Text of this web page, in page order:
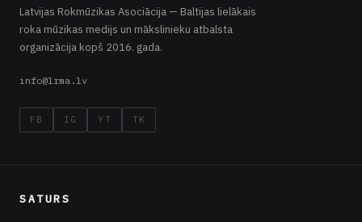
Latvijas Rokmūzikas Asociācija — Baltijas lielākais
roka mūzikas medijs un mākslinieku atbalsta
organizācija kopš 2016. gada.
info@lrma.lv
FB IG YT TK
SATURS